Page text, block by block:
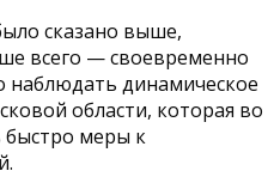
сказано выше,
всего — своевременно
наблюдать динамическое
области, которая во
быстро меры к